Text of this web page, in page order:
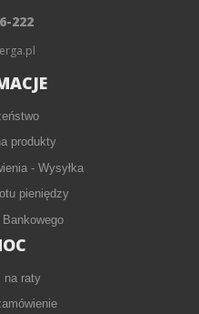
222
produkty
- Wysyłka
pieniędzy
na raty